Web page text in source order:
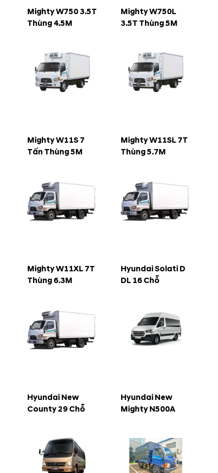
Mighty W750 3.5T
Thùng 4.5M
Mighty W750L
3.5T Thùng 5M
Mighty W11S 7
Tấn Thùng 5M
Mighty W11SL 7T
Thùng 5.7M
Mighty W11XL 7T
Thùng 6.3M
Hyundai Solati D
DL 16 Chỗ
Hyundai New
County 29 Chỗ
Hyundai New
Mighty N500A